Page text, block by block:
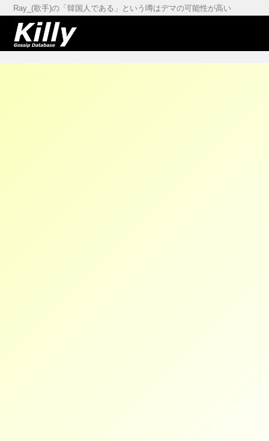
Ray_(歌手)の「韓国人である」という噂はデマの可能性が高い